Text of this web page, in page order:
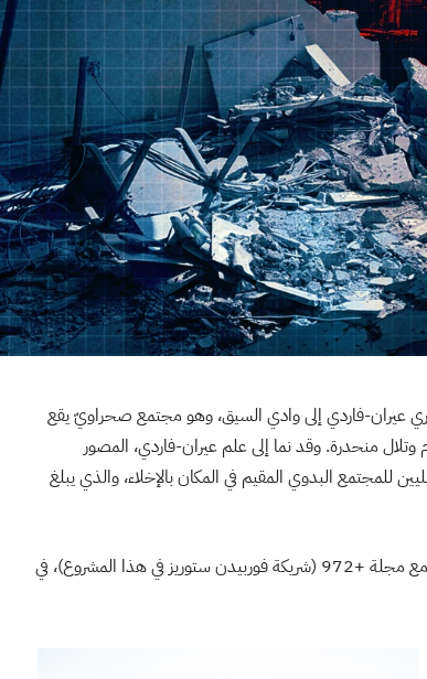
عيران-فاردي إلى وادي السيق، وهو مجتمع صحراويّ يقع
وتلال منحدرة. وقد نما إلى علم عيران-فاردي، المصور
للمجتمع البدوي المقيم في المكان بالإخلاء، والذي يبلغ
حينها شرع عيران-فاردي، الذي وافق على مشاركة حسابه علناً مع مجلة +972 (شريكة فوربيدن ستوريز في هذا المشروع)، في